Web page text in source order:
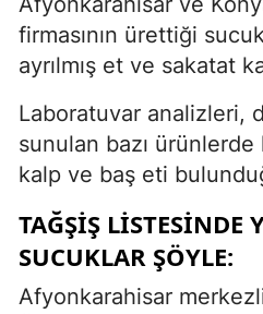
firmasının ürettiği
ayrılmış et ve sakatat
Laboratuvar analizleri,
sunulan bazı ürünlerde
kalp ve baş eti
TAĞŞIŞ LISTESINDE
SUCUKLAR ŞÖYLE:
Afyonkarahisar